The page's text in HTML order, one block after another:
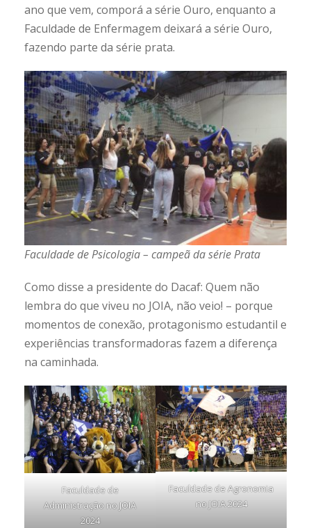
ano que vem, comporá a série Ouro, enquanto a
Faculdade de Enfermagem deixará a série Ouro,
fazendo parte da série prata.
Faculdade de Psicologia – campeã da série Prata
Como disse a presidente do Dacaf: Quem não
lembra do que viveu no JOIA, não veio! – porque
momentos de conexão, protagonismo estudantil e
experiências transformadoras fazem a diferença
na caminhada.
Faculdade de
Administração no JOIA
2024
Faculdade de Agronomia
no JOIA 2024